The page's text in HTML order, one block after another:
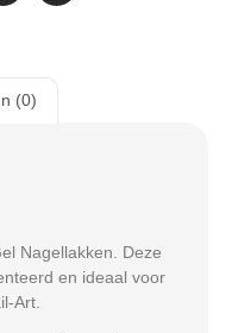
(0)
Nagellakken. Deze
en ideaal voor
Art.